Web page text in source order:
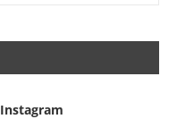
Instagram